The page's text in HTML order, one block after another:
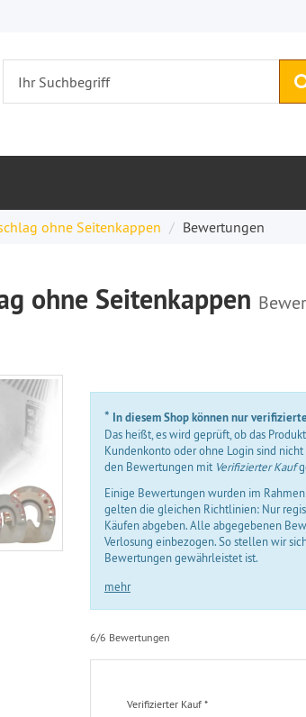
ohne Seitenkappen Bewertungen
ohne Seitenkappen
* In diesem Shop können nur
Das heißt, es wird geprüft, ob das
Kundenkonto oder ohne Login sind
den Bewertungen mit Verifizierter Kauf
Einige Bewertungen wurden im
gelten die gleichen Richtlinien: Nur
Käufen abgeben. Alle abgegebenen
Verlosung einbezogen. So stellen wir
Bewertungen gewährleistet ist.
mehr
6/6 Bewertungen
Verifizierter Kauf *